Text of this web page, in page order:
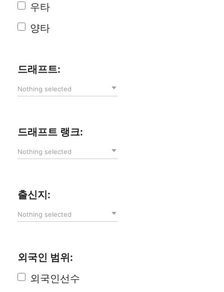
우타
양타
드래프트:
Nothing selected
드래프트 랭크:
Nothing selected
출신지:
Nothing selected
외국인 범위:
외국인선수